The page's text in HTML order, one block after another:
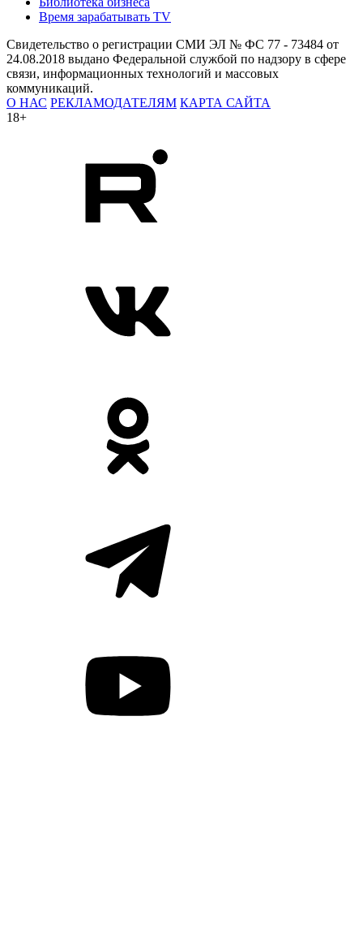
Время зарабатывать TV
Свидетельство о регистрации СМИ ЭЛ № ФС 77 - 73484 от
24.08.2018 выдано Федеральной службой по надзору в сфере
связи, информационных технологий и массовых
коммуникаций.
О НАС РЕКЛАМОДАТЕЛЯМ КАРТА САЙТА
18+